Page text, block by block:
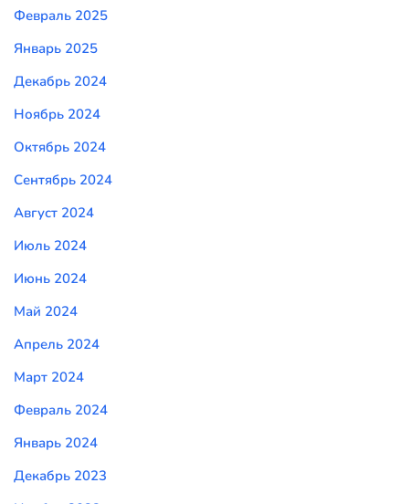
Февраль 2025
Январь 2025
Декабрь 2024
Ноябрь 2024
Октябрь 2024
Сентябрь 2024
Август 2024
Июль 2024
Июнь 2024
Май 2024
Апрель 2024
Март 2024
Февраль 2024
Январь 2024
Декабрь 2023